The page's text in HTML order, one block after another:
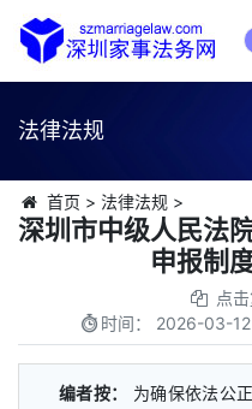
法律法规
首页 > 法律法规 >
深圳市中级人民法
申报制
点
时间： 2026-03-
编者按：
为确保依法公